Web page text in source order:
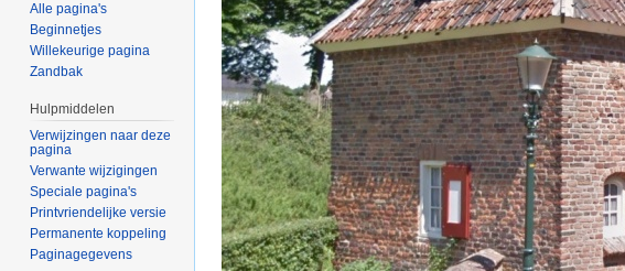
Alle pagina's
Beginnetjes
Willekeurige pagina
Zandbak
Hulpmiddelen
Verwijzingen naar deze
pagina
Verwante wijzigingen
Speciale pagina's
Printvriendelijke versie
Permanente koppeling
Paginagegevens